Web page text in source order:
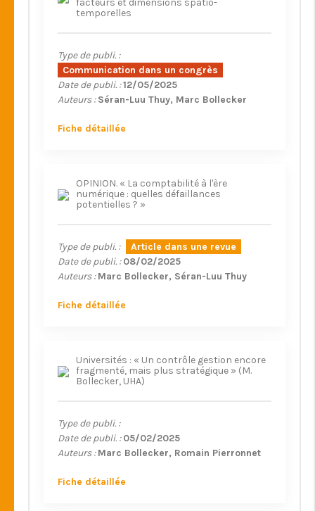
facteurs et dimensions spatio-
temporelles
Type de publi. :
Communication dans un congrès
Date de publi. :12/05/2025
Auteurs : Séran-Luu Thuy Marc Bollecker
Fiche détaillée
OPINION. « La comptabilité à l'ère
numérique : quelles défaillances
potentielles ? »
Type de publi. :
Article dans une revue
Date de publi. : 08/02/2025
Auteurs : Marc Bollecker Séran-Luu Thuy
Fiche détaillée
Universités : « Un contrôle gestion encore
fragmenté, mais plus stratégique » (M.
Bollecker, UHA)
Type de publi. :
Date de publi. : 05/02/2025
Auteurs : Marc Bollecker Romain Pierronnet
Fiche détaillée